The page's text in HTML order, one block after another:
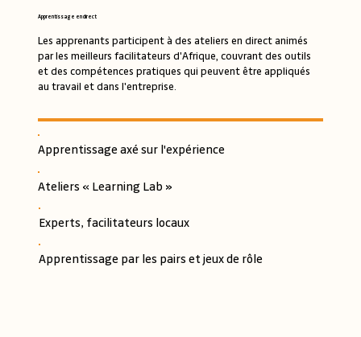
Apprentissage en direct
Les apprenants participent à des ateliers en direct animés
par les meilleurs facilitateurs d'Afrique, couvrant des outils
et des compétences pratiques qui peuvent être appliqués
au travail et dans l'entreprise.
Apprentissage axé sur l'expérience
Ateliers « Learning Lab »
Experts, facilitateurs locaux
Apprentissage par les pairs et jeux de rôle